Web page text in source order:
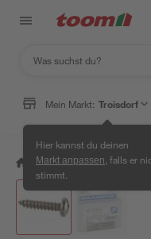
Mein Markt: Troisdorf
Hier kannst du deinen
Markt anpassen , falls er
stimmt.
/ Werkstatt & Maschinen